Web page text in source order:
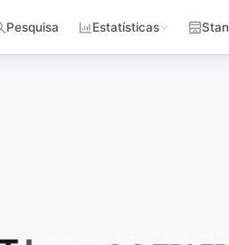
Pesquisa Estatísticas